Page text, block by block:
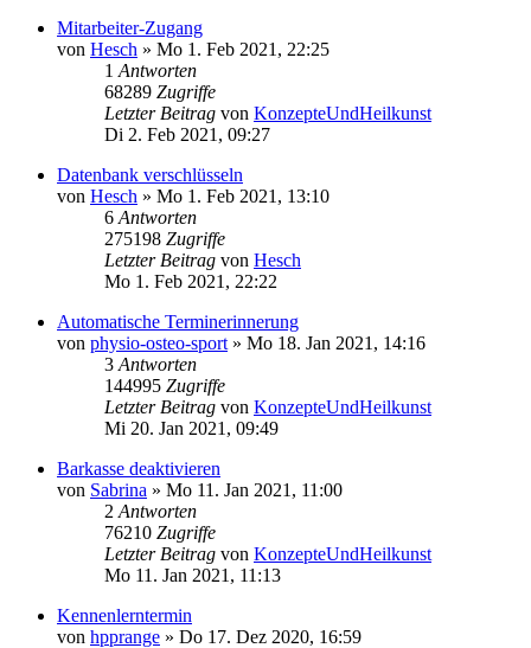
Mitarbeiter-Zugang
von Hesch » Mo 1. Feb 2021, 22:25
1 Antworten
68289 Zugriffe
Letzter Beitrag von KonzepteUndHeilkunst
Di 2. Feb 2021, 09:27
Datenbank verschlüsseln
von Hesch » Mo 1. Feb 2021, 13:10
6 Antworten
275198 Zugriffe
Letzter Beitrag von Hesch
Mo 1. Feb 2021, 22:22
Automatische Terminerinnerung
von physio-osteo-sport » Mo 18. Jan 2021, 14:16
3 Antworten
144995 Zugriffe
Letzter Beitrag von KonzepteUndHeilkunst
Mi 20. Jan 2021, 09:49
Barkasse deaktivieren
von Sabrina » Mo 11. Jan 2021, 11:00
2 Antworten
76210 Zugriffe
Letzter Beitrag von KonzepteUndHeilkunst
Mo 11. Jan 2021, 11:13
Kennenlerntermin
von hpprange » Do 17. Dez 2020, 16:59